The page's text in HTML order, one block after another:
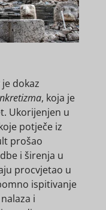
dokaz
, koja je
Ukorijenjen u
potječe iz
prošao
i širenja u
procvjetao u
ispitivanje
i